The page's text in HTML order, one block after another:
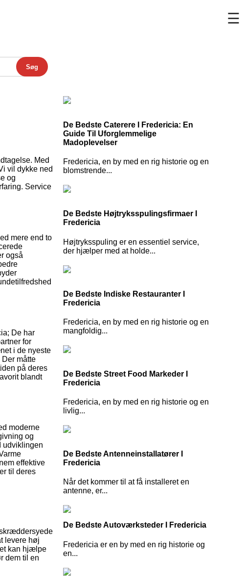
☰
Søg
Med
vil dykke ned
og
Service
mere end to
også
De har
for
i de nyeste
måtte
på deres
blandt
moderne
og
udviklingen
effektive
til deres
levere høj
kan hjælpe
dem til en
De Bedste Caterere I Fredericia: En
Guide Til Uforglemmelige
Madoplevelser
Fredericia, en by med en rig historie og en
blomstrende...
De Bedste Højtryksspulingsfirmaer I
Fredericia
Højtryksspuling er en essentiel service,
der hjælper med at holde...
De Bedste Indiske Restauranter I
Fredericia
Fredericia, en by med en rig historie og en
mangfoldig...
De Bedste Street Food Markeder I
Fredericia
Fredericia, en by med en rig historie og en
livlig...
De Bedste Antenneinstallatører I
Fredericia
Når det kommer til at få installeret en
antenne, er...
De Bedste Autoværksteder I Fredericia
Fredericia er en by med en rig historie og
en...